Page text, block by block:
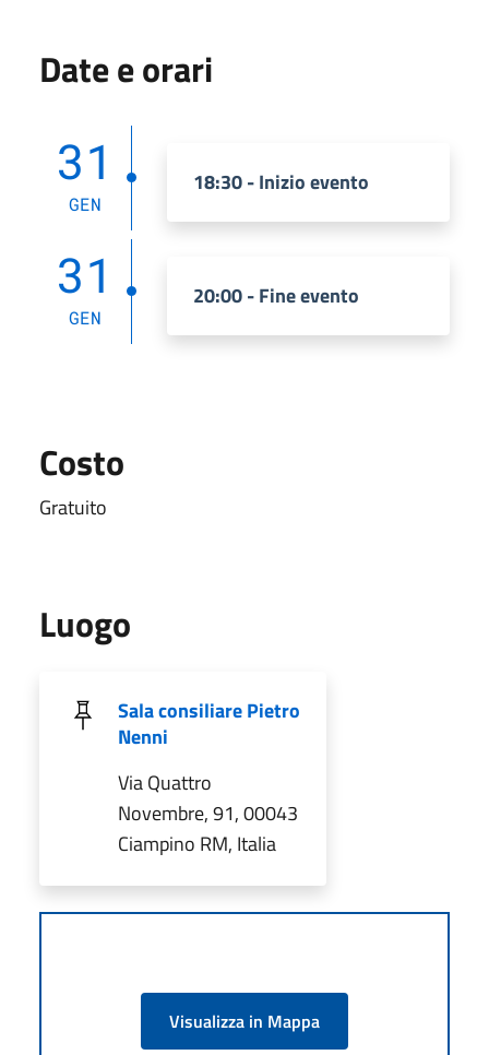
Date e orari
31
GEN
18:30 - Inizio evento
31
GEN
20:00 - Fine evento
Costo
Gratuito
Luogo
Sala consiliare Pietro
Nenni
Via Quattro
Novembre, 91, 00043
Ciampino RM, Italia
Visualizza in Mappa